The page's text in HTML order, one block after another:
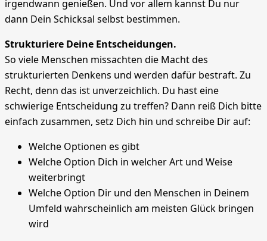
irgendwann genießen. Und vor allem kannst Du nur
dann Dein Schicksal selbst bestimmen.
Strukturiere Deine Entscheidungen.
So viele Menschen missachten die Macht des
strukturierten Denkens und werden dafür bestraft. Zu
Recht, denn das ist unverzeichlich. Du hast eine
schwierige Entscheidung zu treffen? Dann reiß Dich bitte
einfach zusammen, setz Dich hin und schreibe Dir auf:
Welche Optionen es gibt
Welche Option Dich in welcher Art und Weise
weiterbringt
Welche Option Dir und den Menschen in Deinem
Umfeld wahrscheinlich am meisten Glück bringen
wird